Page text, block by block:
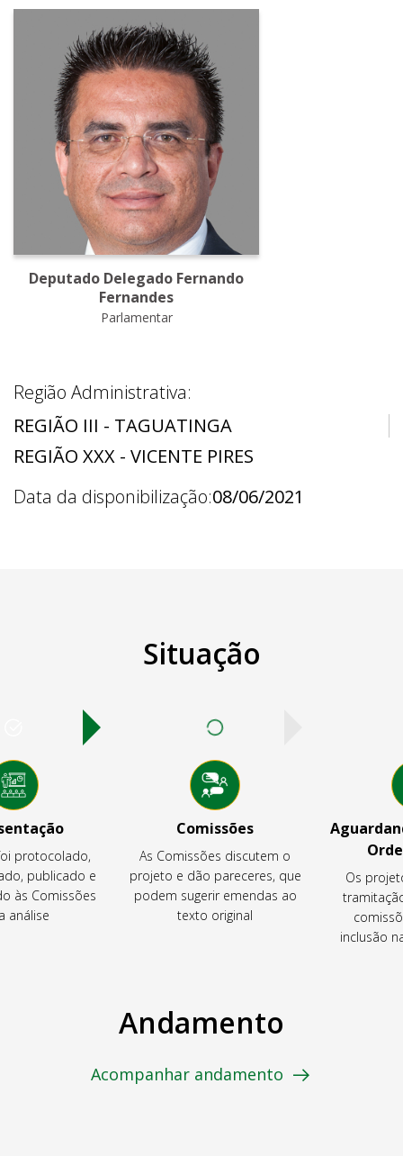
Deputado Delegado Fernando
Fernandes
Parlamentar
Região Administrativa:
REGIÃO III - TAGUATINGA
REGIÃO XXX - VICENTE PIRES
Data da disponibilização:08/06/2021
Situação
protocolado,
publicado e
às Comissões
análise
Comissões
As Comissões discutem o
projeto e dão pareceres, que
podem sugerir emendas ao
texto original
Os
inclusão
Andamento
Acompanhar andamento